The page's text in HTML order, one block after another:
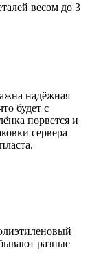
весом до 3
надёжная
будет с
порвется и
сервера
разные